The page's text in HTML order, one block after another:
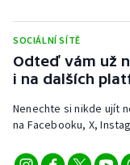
SOCIÁLNÍ SÍTĚ
Odteď vám už
i na dalších
Nenechte si nikde ujít
na Facebooku, X,